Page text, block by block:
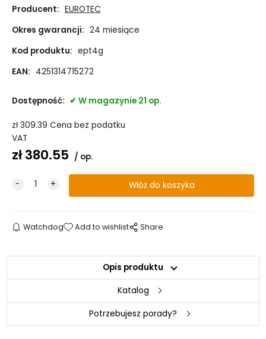
Producent: EUROTEC
Okres gwarancji: 24 miesiące
Kod produktu: ept4g
EAN: 4251314715272
Dostępność: W magazynie 21 op.
zł309.39 Cena bez podatku
VAT
zł380.55 op.
Watchdog Add to wishlist Share
Opis produktu
Katalog
Potrzebujesz porady?